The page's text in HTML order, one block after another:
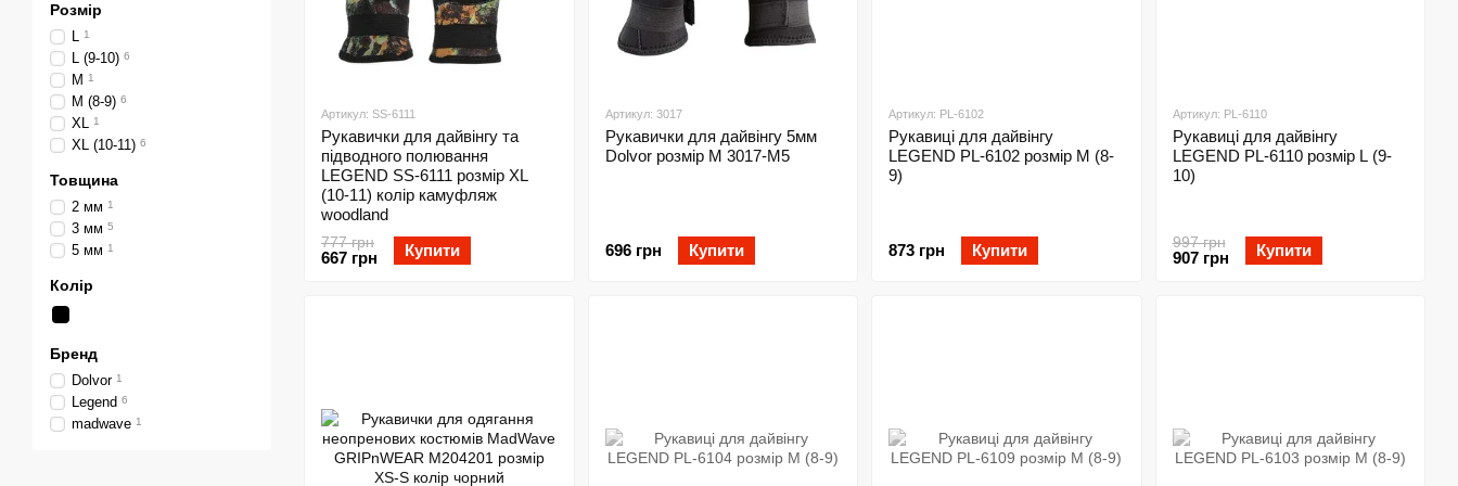
Артикул: SS-6111
Рукавички для дайвінгу та
підводного полювання
LEGEND SS-6111 розмір XL
(10-11) колір камуфляж
woodland
777 грн
667 грн Купити
Артикул: 3017
Рукавички для дайвінгу 5мм
Dolvor розмір М 3017-M5
696 грн Купити
Артикул: PL-6102
Рукавиці для дайвінгу
LEGEND PL-6102 розмір M (8-
9)
873 грн Купити
Артикул: PL-6110
Рукавиці для дайвінгу
LEGEND PL-6110 розмір L (9-
10)
997 грн
907 грн Купити
Розмір
L 1
L (9-10) 6
M 1
M (8-9) 6
XL 1
XL (10-11) 6
Товщина
2 мм 1
3 мм 5
5 мм 1
Колір
Бренд
Dolvor 1
Legend 6
madwave 1